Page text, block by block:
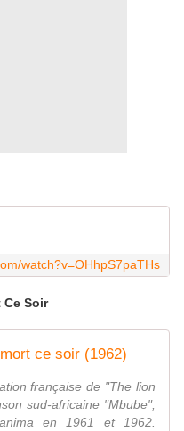
watch?v=OHhpS7paTHs
Ce Soir
ce soir (1962)
française de "The lion
sud-africaine "Mbube",
en 1961 et 1962.